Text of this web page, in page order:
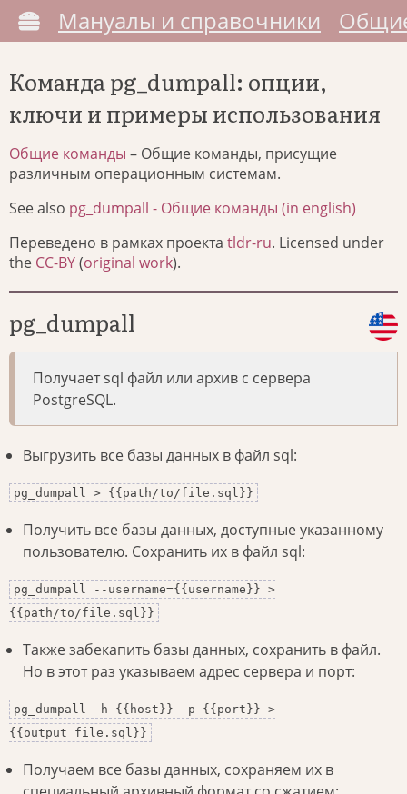
Мануалы и справочники
Команда pg_dumpall: опции,
ключи и примеры использования
Общие команды – Общие команды, присущие
различным операционным системам.
See also pg_dumpall - Общие команды (in english)
Переведено в рамках проекта tldr-ru. Licensed under
the CC-BY(original work).
pg_dumpall
Получает sql файл или архив с сервера
PostgreSQL.
Выгрузить все базы данных в файл sql:
pg_dumpall > {{path/to/file.sql}}
Получить все базы данных, доступные указанному
пользователю. Сохранить их в файл sql:
pg_dumpall --username={{username}} >
{{path/to/file.sql}}
Также забекапить базы данных, сохранить в файл.
Но в этот раз указываем адрес сервера и порт:
pg_dumpall -h {{host}} -p {{port}} >
{{output_file.sql}}
Получаем все базы данных, сохраняем их в